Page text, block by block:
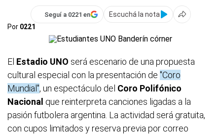
Seguí a 0221 en
Escuchá la nota
Por 0221
El Estadio UNO será escenario de una propuesta
cultural especial con la presentación de "Coro
Mundial", un espectáculo del Coro Polifónico
Nacional que reinterpreta canciones ligadas a la
pasión futbolera argentina. La actividad será gratuita,
con cupos limitados y reserva previa por correo